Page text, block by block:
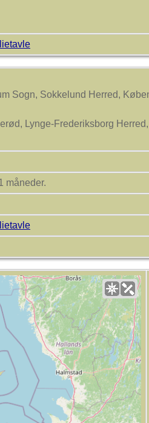
Sogn, Sokkelund Herred,
Lynge-Frederiksborg
måneder.